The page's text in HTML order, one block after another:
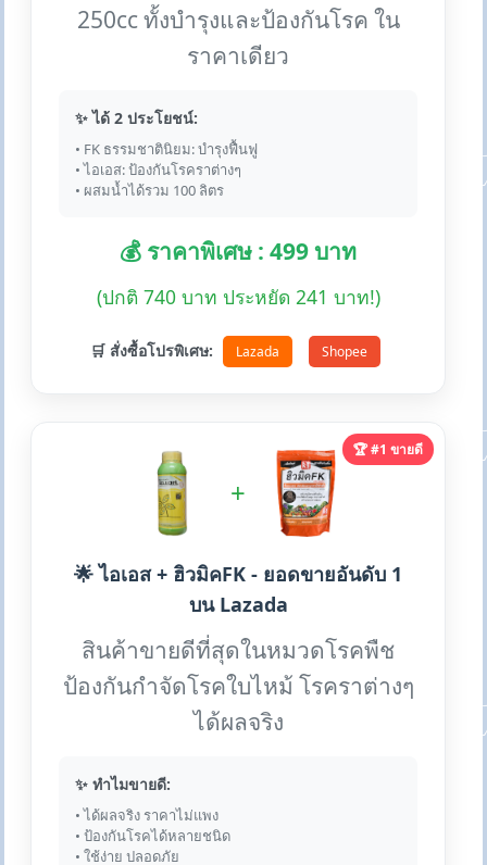
250cc ทั้งบำรุงและป้องกันโรค ใน
ราคาเดียว
✨ ได้ 2 ประโยชน์:
• FK ธรรมชาตินิยม: บำรุงฟื้นฟู
• ไอเอส: ป้องกันโรคราต่างๆ
• ผสมน้ำได้รวม 100 ลิตร
💰 ราคาพิเศษ : 499 บาท
(ปกติ 740 บาท ประหยัด 241 บาท!)
🛒 สั่งซื้อโปรพิเศษ: Lazada Shopee
🏆 #1 ขายดี
+
🌟 ไอเอส + ฮิวมิคFK - ยอดขายอันดับ 1
บน Lazada
สินค้าขายดีที่สุดในหมวดโรคพืช
ป้องกันกำจัดโรคใบไหม้ โรคราต่างๆ
ได้ผลจริง
✨ ทำไมขายดี:
• ได้ผลจริง ราคาไม่แพง
• ป้องกันโรคได้หลายชนิด
• ใช้ง่าย ปลอดภัย